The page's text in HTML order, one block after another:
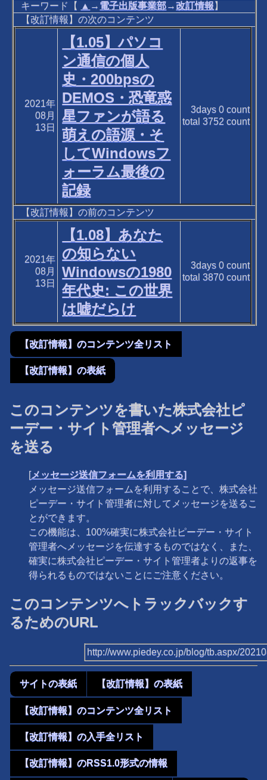
キーワード【 ▲ → 電子出版事業部→改訂情報】
【改訂情報】の次のコンテンツ
2021年
08月
13日
【1.05】パソコ
ン通信の個人
史・200bpsの
DEMOS・恐竜惑
星ファンが語る
萌えの語源・そ
してWindowsフ
ォーラム最後の
記録
3days 0count
total 3752 count
【改訂情報】の前のコンテンツ
2021年
08月
13日
【1.08】あなた
の知らない
Windowsの1980
年代史: この世界
は嘘だらけ
3days 0count
total 3870count
【改訂情報】のコンテンツ全リスト
【改訂情報】の表紙
このコンテンツを書いた株式会社ピ
ーデー・サイト管理者へメッセージ
を送る
[メッセージ送信フォームを利用する]
メッセージ送信フォームを利用することで、株式会社
ピーデー・サイト管理者に対してメッセージを送るこ
とができます。
この機能は、100%確実に株式会社ピーデー・サイト
管理者へメッセージを伝達するものではなく、また、
確実に株式会社ピーデー・サイト管理者よりの返事を
得られるものではないことにご注意ください。
このコンテンツへトラックバックす
るためのURL
http://www.piedey.co.jp/blog/tb.aspx/
サイトの表紙 【改訂情報】の表紙
【改訂情報】のコンテンツ全リスト
【改訂情報】の入手全リスト
【改訂情報】のRSS1.0形式の情報